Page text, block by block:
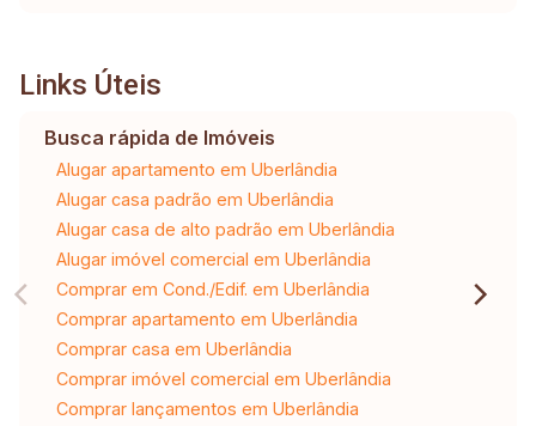
Links Úteis
Busca rápida de Imóveis
Alugar apartamento em Uberlândia
Alugar casa padrão em Uberlândia
Alugar casa de alto padrão em Uberlândia
Alugar imóvel comercial em Uberlândia
Comprar em Cond./Edif. em Uberlândia
Comprar apartamento em Uberlândia
Comprar casa em Uberlândia
Comprar imóvel comercial em Uberlândia
Comprar lançamentos em Uberlândia